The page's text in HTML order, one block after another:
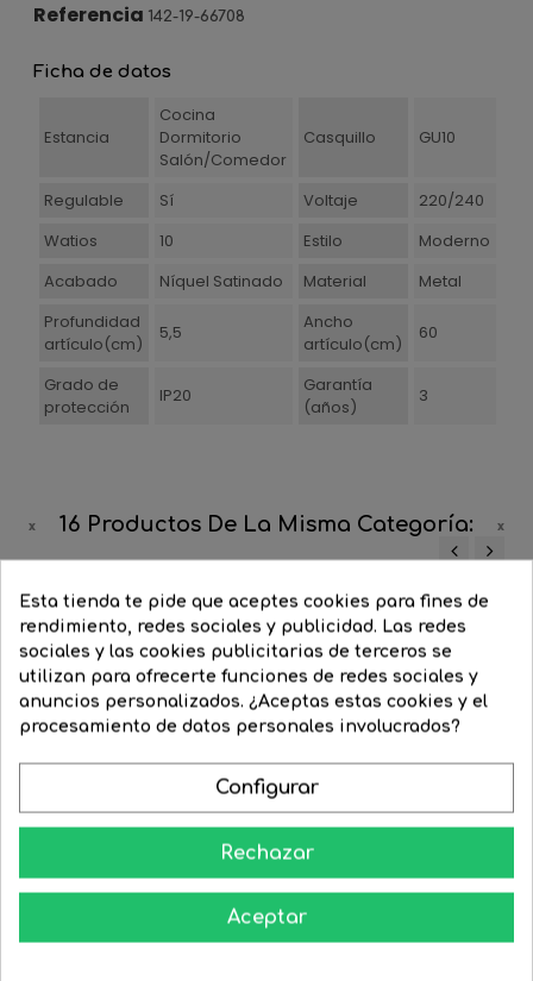
Referencia 142-19-66708
Ficha de datos
Estancia
Cocina
Dormitorio
Salón/Comedor
Casquillo GU10
Regulable Sí Voltaje
220/240
Watios
10 Estilo
Moderno
Acabado
Níquel Satinado Material
Metal
Profundidad
artículo(cm)
5,5
Ancho
artículo(cm)
60
Grado de
protección
IP20
Garantía
(años)
3
16 Productos De La Misma Categoría:
¡STOCK FUERA! -20%
Esta tienda te pide que aceptes cookies para fines de
rendimiento, redes sociales y publicidad. Las redes
sociales y las cookies publicitarias de terceros se
utilizan para ofrecerte funciones de redes sociales y
anuncios personalizados. ¿Aceptas estas cookies y el
procesamiento de datos personales involucrados?
Configurar
Rechazar
Aceptar